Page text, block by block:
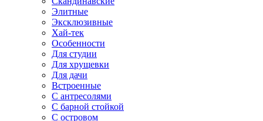
Элитные
Эксклюзивные
Хай-тек
Особенности
Для студии
Для хрущевки
Для дачи
Встроенные
С антресолями
С барной стойкой
С островом